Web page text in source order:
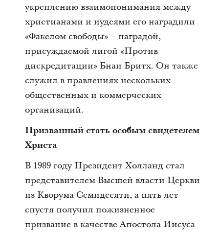
укреплению взаимопонимания между
христианами и иудеями его наградили
«Факелом свободы» – наградой,
присуждаемой лигой «Против
дискредитации» Бнаи Бритх. Он также
служил в правлениях нескольких
общественных и коммерческих
организаций.
Призванный стать особым свидетелем
Христа
В 1989 году Президент Холланд стал
представителем Высшей власти Церкви
из Кворума Семидесяти, а пять лет
спустя получил пожизненное
призвание в качестве Апостола Иисуса